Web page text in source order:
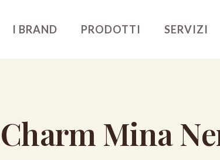
I BRAND PRODOTTI SERVIZI
Charm Mina